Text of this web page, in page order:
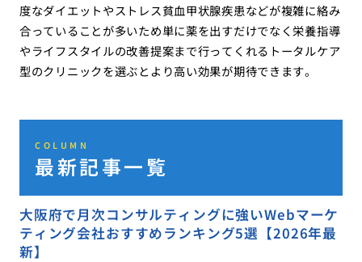
度なダイエットやストレス貧血甲状腺疾患などが複雑に絡み
合っていることが多いため単に薬を出すだけでなく栄養指導
やライフスタイルの改善提案まで行ってくれるトータルケア
型のクリニックを選ぶとより高い効果が期待できます。
COLUMN
最新記事一覧
大阪府で月次コンサルティングに強いWebマーケ
ティング会社おすすめランキング5選【2026年最
新】